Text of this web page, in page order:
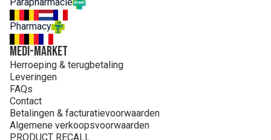
CARBOMER. CETEARYL GLUCOSIDE. GLYCERYL
STEARATE. OENOTHERA BIENNIS (EVENING PRIMROSE)
OIL (OENOTHERA BIENNIS OIL). PEG-1 STEARATE.
POLYACRYLATE-13. POLYISOBUTENE. POLYSORBATE 2.
SODIUM HYDROXIDE. SORBITAN ISOSTEARATE.
TOCOPHEROL. TOCOPHERYL ACETATE
Pharmacy
MEDI-MARKET
Herroeping & terugbetaling
Leveringen
FAQs
Contact
Betalingen & facturatievoorwaarden
Algemene verkoopsvoorwaarden
PRODUCT RECALL